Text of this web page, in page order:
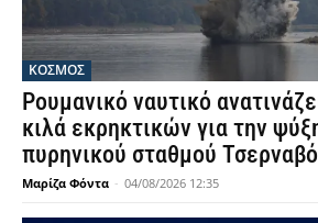
ΚΟΣΜΟΣ
Ρουμανικό ναυτικό
κιλά εκρηκτικών για την
πυρηνικού σταθμού
Μαρίζα Φόντα - 04/08/2026 12:35